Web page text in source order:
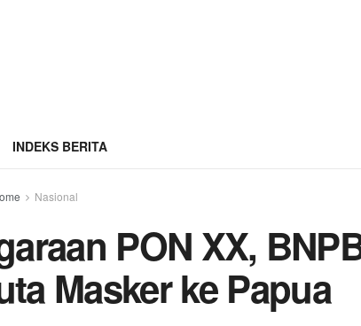
INDEKS BERITA
Nasional
PON XX,
Masker ke Papua